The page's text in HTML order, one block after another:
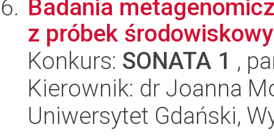
Badania
z próbek
Konkurs: SONATA 1 ,
Kierownik: dr Joanna
Uniwersytet Gdański,